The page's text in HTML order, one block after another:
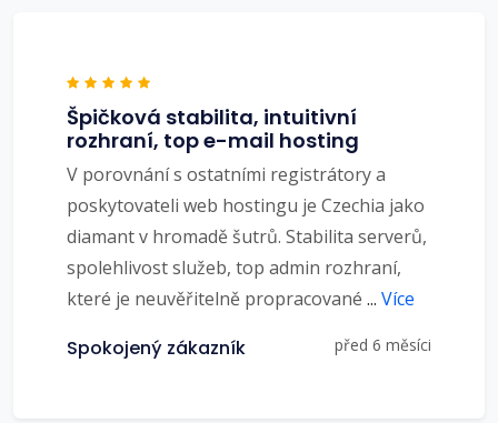
Špičková stabilita, intuitivní
rozhraní, top e-mail hosting
V porovnání s ostatními registrátory a
poskytovateli web hostingu je Czechia jako
diamant v hromadě šutrů. Stabilita serverů,
spolehlivost služeb, top admin rozhraní,
které je neuvěřitelně propracované ... Více
Spokojený zákazník před 6 měsíci